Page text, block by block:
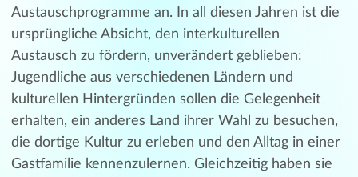
Austauschprogramme an. In all diesen Jahren ist die
ursprüngliche Absicht, den interkulturellen
Austausch zu fördern, unverändert geblieben:
Jugendliche aus verschiedenen Ländern und
kulturellen Hintergründen sollen die Gelegenheit
erhalten, ein anderes Land ihrer Wahl zu besuchen,
die dortige Kultur zu erleben und den Alltag in einer
Gastfamilie kennenzulernen. Gleichzeitig haben sie